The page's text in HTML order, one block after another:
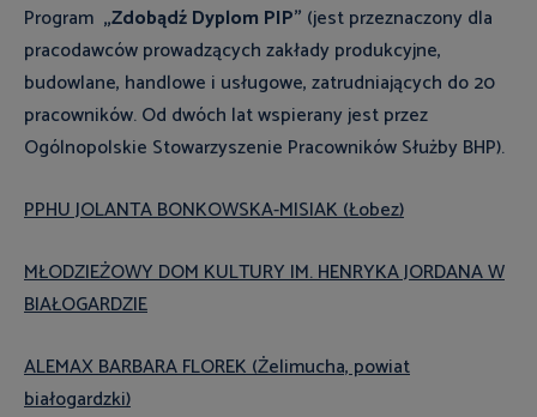
Program „Zdobądź Dyplom PIP” (jest przeznaczony dla
pracodawców prowadzących zakłady produkcyjne,
budowlane, handlowe i usługowe, zatrudniających do 20
pracowników. Od dwóch lat wspierany jest przez
Ogólnopolskie Stowarzyszenie Pracowników Służby BHP).
PPHU JOLANTA BONKOWSKA-MISIAK (Łobez)
MŁODZIEŻOWY DOM KULTURY IM. HENRYKA JORDANA W
BIAŁOGARDZIE
ALEMAX BARBARA FLOREK (Żelimucha, powiat
białogardzki)